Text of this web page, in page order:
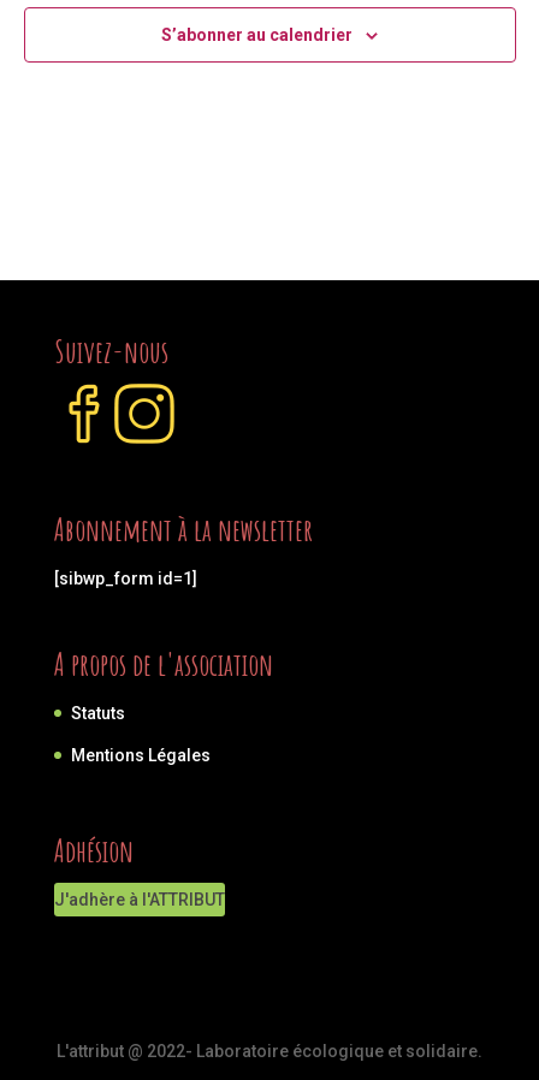
S’abonner au calendrier
Suivez-nous
Abonnement à la newsletter
[sibwp_form id=1]
A propos de l'association
Statuts
Mentions Légales
Adhésion
J'adhère à l'ATTRIBUT
L'attribut @ 2022- Laboratoire écologique et solidaire.